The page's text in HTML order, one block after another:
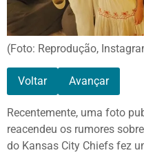
(Foto: Reprodução,
Voltar Avançar
Recentemente, uma foto
reacendeu os rumores
do Kansas City Chiefs fez